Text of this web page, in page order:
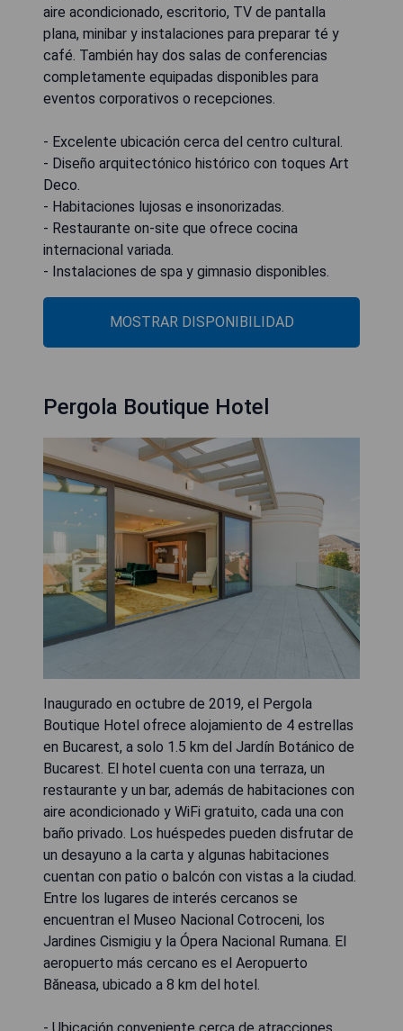
aire acondicionado, escritorio, TV de pantalla
plana, minibar y instalaciones para preparar té y
café. También hay dos salas de conferencias
completamente equipadas disponibles para
eventos corporativos o recepciones.
- Excelente ubicación cerca del centro cultural.
- Diseño arquitectónico histórico con toques Art
Deco.
- Habitaciones lujosas e insonorizadas.
- Restaurante on-site que ofrece cocina
internacional variada.
- Instalaciones de spa y gimnasio disponibles.
MOSTRAR DISPONIBILIDAD
Pergola Boutique Hotel
Inaugurado en octubre de 2019, el Pergola
Boutique Hotel ofrece alojamiento de 4 estrellas
en Bucarest, a solo 1.5 km del Jardín Botánico de
Bucarest. El hotel cuenta con una terraza, un
restaurante y un bar, además de habitaciones con
aire acondicionado y WiFi gratuito, cada una con
baño privado. Los huéspedes pueden disfrutar de
un desayuno a la carta y algunas habitaciones
cuentan con patio o balcón con vistas a la ciudad.
Entre los lugares de interés cercanos se
encuentran el Museo Nacional Cotroceni, los
Jardines Cismigiu y la Ópera Nacional Rumana. El
aeropuerto más cercano es el Aeropuerto
Băneasa, ubicado a 8 km del hotel.